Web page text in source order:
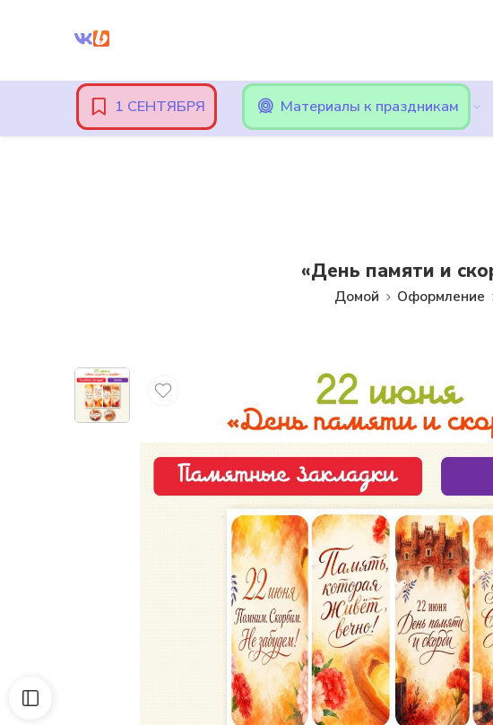
Внимание! При оплате картами Сбербанка, могут возникнуть
1 СЕНТЯБРЯ
Материалы к праздникам
«День памяти и
Домой Оформление